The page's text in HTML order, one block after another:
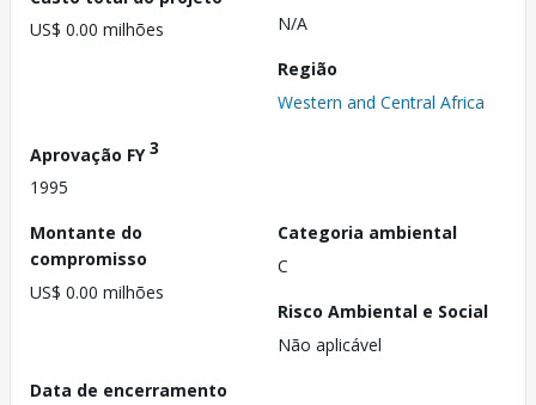
US$ 0.00 milhões
N/A
Região
Western and Central Africa
Aprovação FY3
1995
Montante do
compromisso
US$ 0.00 milhões
Categoria ambiental
C
Risco Ambiental e Social
Não aplicável
Data de encerramento